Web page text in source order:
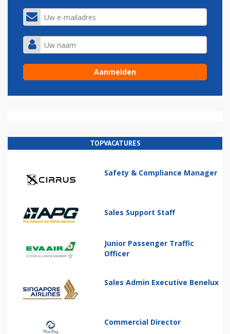
TOPVACATURES
Safety & Compliance Manager
Sales Support Staff
Junior Passenger Traffic
Officer
Sales Admin Executive Benelux
Commercial Director